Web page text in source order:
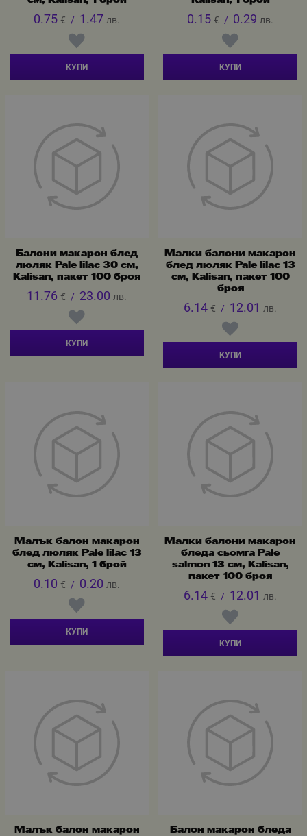
0.75 € / 1.47 лв.
КУПИ
0.15 € / 0.29 лв.
КУПИ
Балони макарон блед
люляк Pale lilac 30 см,
Kalisan, пакет 100 броя
11.76 € / 23.00 лв.
КУПИ
Малки балони макарон
блед люляк Pale lilac 13
см, Kalisan, пакет 100
броя
6.14 € / 12.01 лв.
КУПИ
Малък балон макарон
блед люляк Pale lilac 13
см, Kalisan, 1 брой
0.10 € / 0.20 лв.
КУПИ
Малки балони макарон
бледа сьомга Pale
salmon 13 см, Kalisan,
пакет 100 броя
6.14 € / 12.01 лв.
КУПИ
Малък балон макарон
Балон макарон бледа